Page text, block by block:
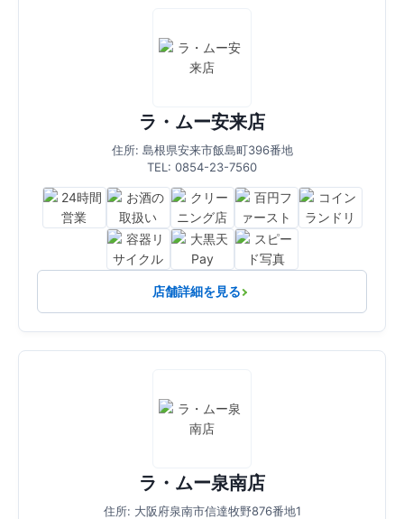
ラ・ムー安来店
住所: 島根県安来市飯島町396番地
TEL: 0854-23-7560
店舗詳細を見る
ラ・ムー泉南店
住所: 大阪府泉南市信達牧野876番地1